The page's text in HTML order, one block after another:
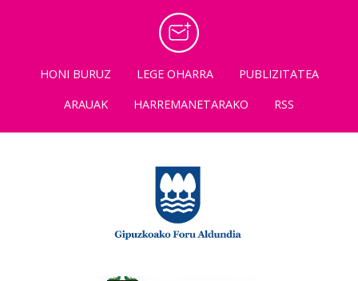
HONI BURUZ LEGE OHARRA
PUBLIZITATEA
ARAUAK
HARREMANETARAKO RSS